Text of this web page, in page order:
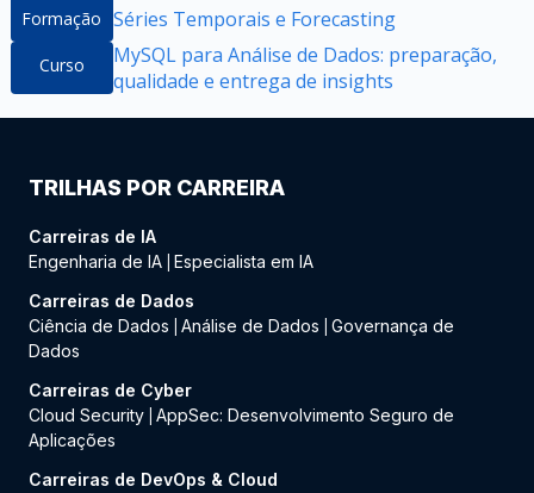
Formação Séries Temporais e Forecasting
Curso
MySQL para Análise de Dados: preparação,
qualidade e entrega de insights
TRILHAS POR CARREIRA
Carreiras de IA
Engenharia de IA Especialista em IA
Carreiras de Dados
Ciência de Dados
Análise de Dados
Governança de
Dados
Carreiras de Cyber
Cloud Security AppSec: Desenvolvimento Seguro de
Aplicações
Carreiras de DevOps & Cloud